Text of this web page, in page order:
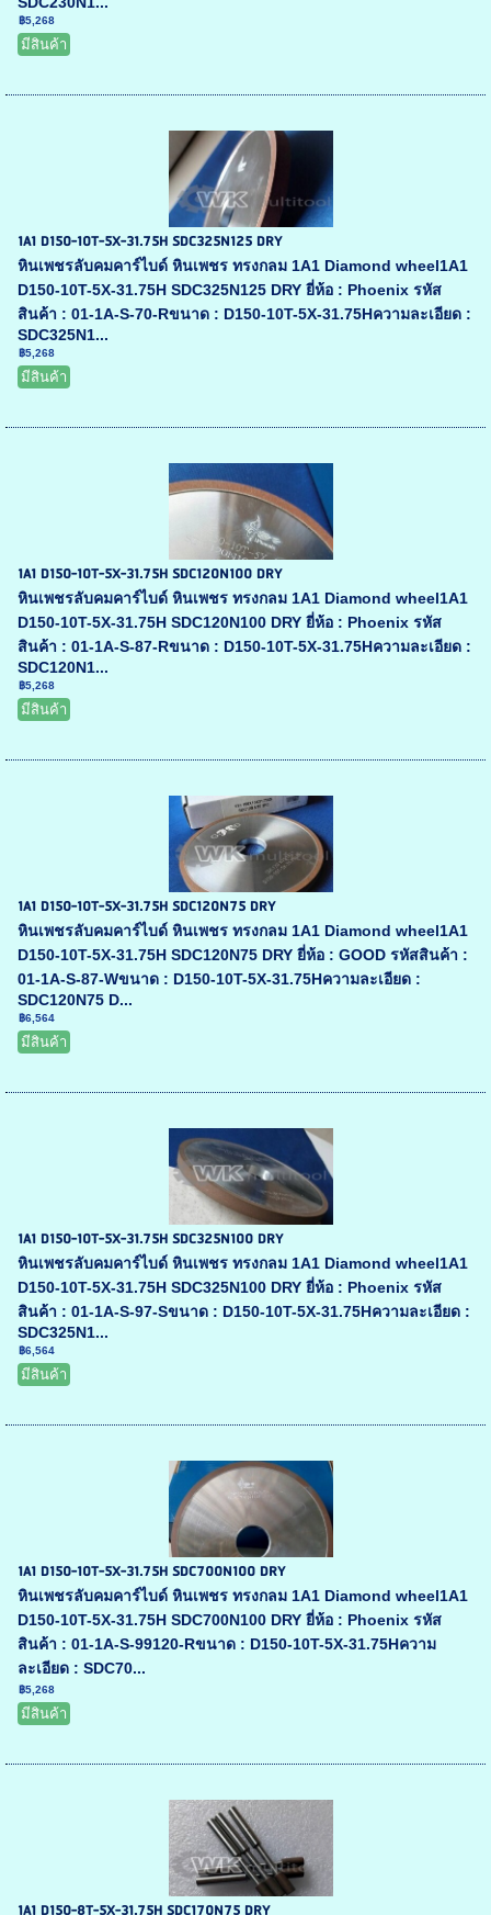
฿5,268
มีสินค้า
1A1 D150-10T-5X-31.75H SDC325N125 DRY
หินเพชรลับคมคาร์ไบด์ หินเพชร ทรงกลม 1A1 Diamond wheel1A1
D150-10T-5X-31.75H SDC325N125 DRY ยี่ห้อ : Phoenix รหัส
สินค้า : 01-1A-S-70-Rขนาด : D150-10T-5X-31.75Hความละเอียด :
SDC325N1...
฿5,268
มีสินค้า
1A1 D150-10T-5X-31.75H SDC120N100 DRY
หินเพชรลับคมคาร์ไบด์ หินเพชร ทรงกลม 1A1 Diamond wheel1A1
D150-10T-5X-31.75H SDC120N100 DRY ยี่ห้อ : Phoenix รหัส
สินค้า : 01-1A-S-87-Rขนาด : D150-10T-5X-31.75Hความละเอียด :
SDC120N1...
฿5,268
มีสินค้า
1A1 D150-10T-5X-31.75H SDC120N75 DRY
หินเพชรลับคมคาร์ไบด์ หินเพชร ทรงกลม 1A1 Diamond wheel1A1
D150-10T-5X-31.75H SDC120N75 DRY ยี่ห้อ : GOOD รหัสสินค้า :
01-1A-S-87-Wขนาด : D150-10T-5X-31.75Hความละเอียด :
SDC120N75 D...
฿6,564
มีสินค้า
1A1 D150-10T-5X-31.75H SDC325N100 DRY
หินเพชรลับคมคาร์ไบด์ หินเพชร ทรงกลม 1A1 Diamond wheel1A1
D150-10T-5X-31.75H SDC325N100 DRY ยี่ห้อ : Phoenix รหัส
สินค้า : 01-1A-S-97-Sขนาด : D150-10T-5X-31.75Hความละเอียด :
SDC325N1...
฿6,564
มีสินค้า
1A1 D150-10T-5X-31.75H SDC700N100 DRY
หินเพชรลับคมคาร์ไบด์ หินเพชร ทรงกลม 1A1 Diamond wheel1A1
D150-10T-5X-31.75H SDC700N100 DRY ยี่ห้อ : Phoenix รหัส
สินค้า : 01-1A-S-99120-Rขนาด : D150-10T-5X-31.75Hความ
ละเอียด : SDC70...
฿5,268
มีสินค้า